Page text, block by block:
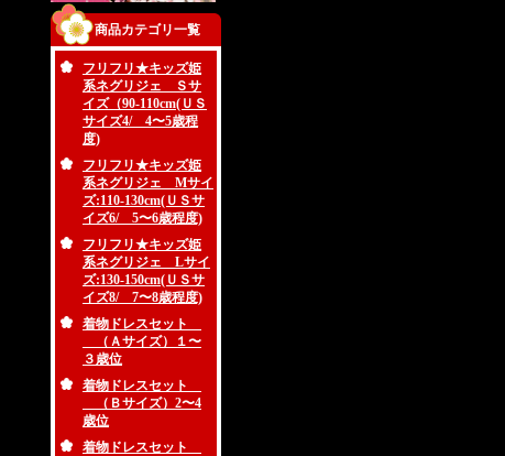
商品カテゴリ一覧
フリフリ★キッズ姫
系ネグリジェ Ｓサ
イズ（90-110cm(ＵＳ
サイズ4/ 4〜5歳程
度)
フリフリ★キッズ姫
系ネグリジェ Mサイ
ズ:110-130cm(ＵＳサ
イズ6/ 5〜6歳程度)
フリフリ★キッズ姫
系ネグリジェ Lサイ
ズ:130-150cm(ＵＳサ
イズ8/ 7〜8歳程度)
着物ドレスセット
（Ａサイズ）１〜
３歳位
着物ドレスセット
（Ｂサイズ）2〜4
歳位
着物ドレスセット